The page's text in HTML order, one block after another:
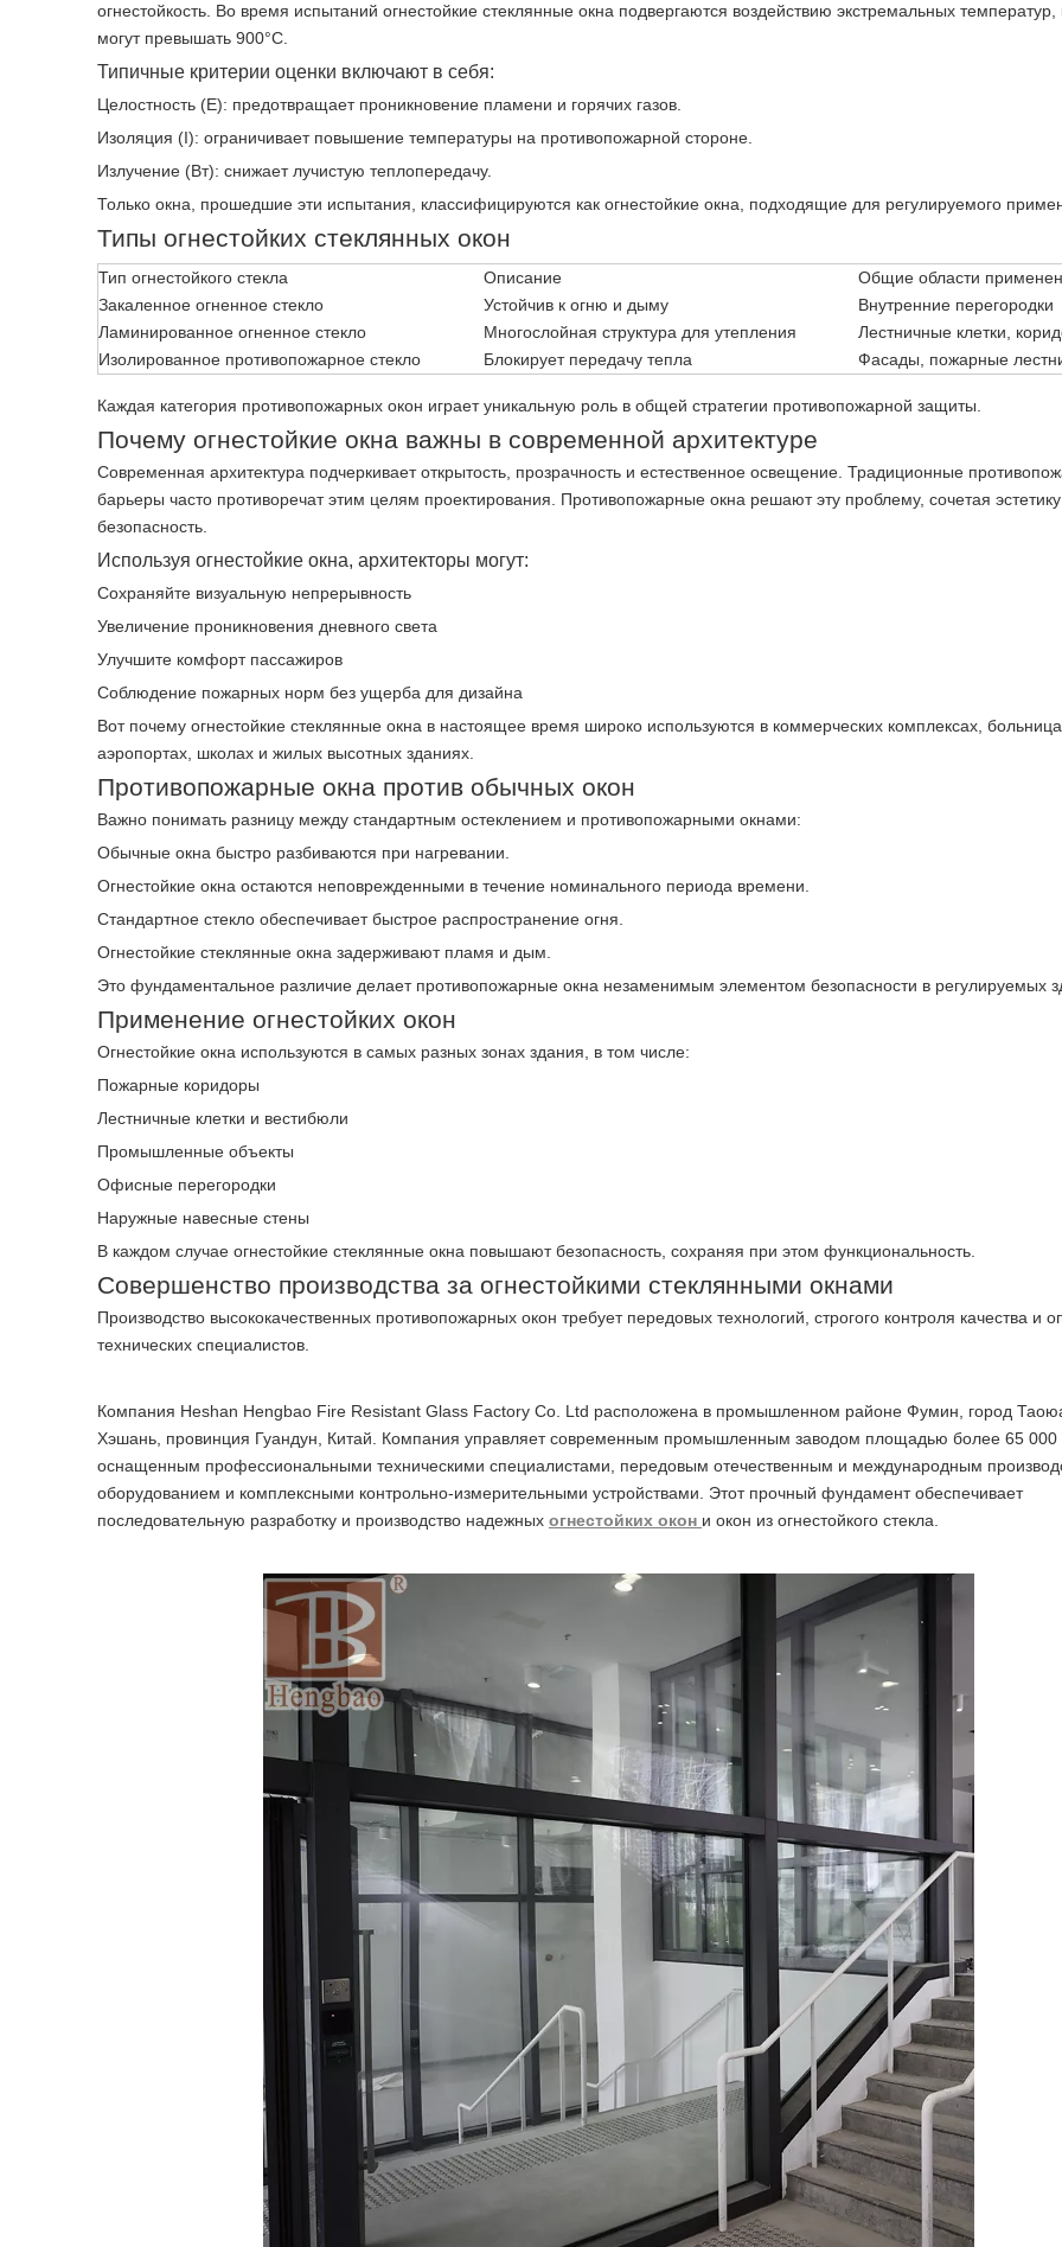
огнестойкость. Во время испытаний огнестойкие стеклянные окна подвергаются воздействию экстремальных температур,
могут превышать 900°C.
Типичные критерии оценки включают в себя:
Целостность (E): предотвращает проникновение пламени и горячих газов.
Изоляция (I): ограничивает повышение температуры на противопожарной стороне.
Излучение (Вт): снижает лучистую теплопередачу.
Только окна, прошедшие эти испытания, классифицируются как огнестойкие окна, подходящие для регулируемого
Типы огнестойких стеклянных окон
Тип огнестойкого стекла Описание
Общие области
Закаленное огненное стекло
Устойчив к огню и дыму
Внутренние перегородки
Ламинированное огненное стекло
Многослойная структура для утепления
Лестничные клетки,
Изолированное противопожарное стекло
Блокирует передачу тепла Фасады, пожарные
Каждая категория противопожарных окон играет уникальную роль в общей стратегии противопожарной защиты.
Почему огнестойкие окна важны в современной архитектуре
Современная архитектура подчеркивает открытость, прозрачность и естественное освещение. Традиционные
барьеры часто противоречат этим целям проектирования. Противопожарные окна решают эту проблему, сочетая
безопасность.
Используя огнестойкие окна, архитекторы могут:
Сохраняйте визуальную непрерывность
Увеличение проникновения дневного света
Улучшите комфорт пассажиров
Соблюдение пожарных норм без ущерба для дизайна
Вот почему огнестойкие стеклянные окна в настоящее время широко используются в коммерческих комплексах,
аэропортах, школах и жилых высотных зданиях.
Противопожарные окна против обычных окон
Важно понимать разницу между стандартным остеклением и противопожарными окнами:
Обычные окна быстро разбиваются при нагревании.
Огнестойкие окна остаются неповрежденными в течение номинального периода времени.
Стандартное стекло обеспечивает быстрое распространение огня.
Огнестойкие стеклянные окна задерживают пламя и дым.
Это фундаментальное различие делает противопожарные окна незаменимым элементом безопасности в регулируемых
Применение огнестойких окон
Огнестойкие окна используются в самых разных зонах здания, в том числе:
Пожарные коридоры
Лестничные клетки и вестибюли
Промышленные объекты
Офисные перегородки
Наружные навесные стены
В каждом случае огнестойкие стеклянные окна повышают безопасность, сохраняя при этом функциональность.
Совершенство производства за огнестойкими стеклянными окнами
Производство высококачественных противопожарных окон требует передовых технологий, строгого контроля качества и
технических специалистов.
Компания Heshan Hengbao Fire Resistant Glass Factory Co. Ltd расположена в промышленном районе Фумин, город
Хэшань, провинция Гуандун, Китай. Компания управляет современным промышленным заводом площадью более 65 000
оснащенным профессиональными техническими специалистами, передовым отечественным и международным
оборудованием и комплексными контрольно-измерительными устройствами. Этот прочный фундамент обеспечивает
последовательную разработку и производство надежных огнестойких окон и окон из огнестойкого стекла.